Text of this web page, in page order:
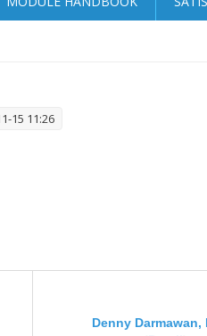
15 11:26
Denny Darmawan,